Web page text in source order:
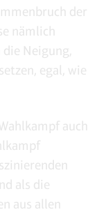
der
nämlich
Neigung,
egal, wie
auch
als die
aus allen